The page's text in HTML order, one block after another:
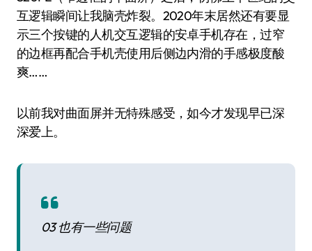
互逻辑瞬间让我脑壳炸裂。2020年末居然还有要显
示三个按键的人机交互逻辑的安卓手机存在，过窄
的边框再配合手机壳使用后侧边内滑的手感极度酸
爽……
以前我对曲面屏并无特殊感受，如今才发现早已深
深爱上。
03 也有一些问题